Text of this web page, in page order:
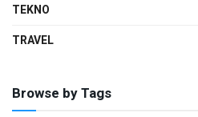
TEKNO
TRAVEL
Browse by Tags